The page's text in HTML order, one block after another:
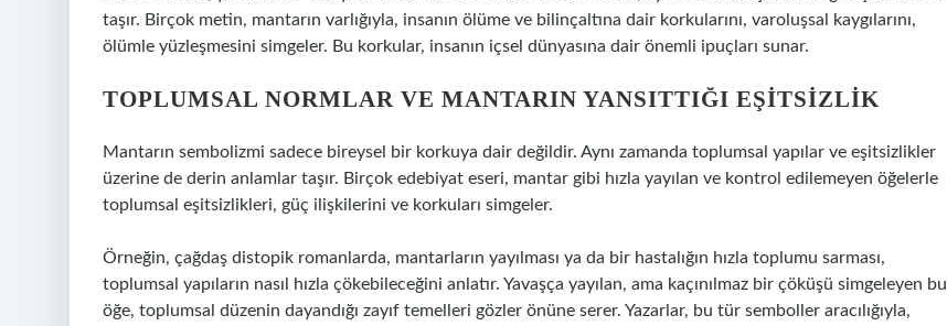
taşır. Birçok metin, mantarın varlığıyla, insanın ölüme ve bilinçaltına dair korkularını, varoluşsal kaygılarını,
ölümle yüzleşmesini simgeler. Bu korkular, insanın içsel dünyasına dair önemli ipuçları sunar.
TOPLUMSAL NORMLAR VE MANTARIN YANSITTIĞI EŞITSIZLIK
Mantarın sembolizmi sadece bireysel bir korkuya dair değildir. Aynı zamanda toplumsal yapılar ve eşitsizlikler
üzerine de derin anlamlar taşır. Birçok edebiyat eseri, mantar gibi hızla yayılan ve kontrol edilemeyen öğelerle
toplumsal eşitsizlikleri, güç ilişkilerini ve korkuları simgeler.
Örneğin, çağdaş distopik romanlarda, mantarların yayılması ya da bir hastalığın hızla toplumu sarması,
toplumsal yapıların nasıl hızla çökebileceğini anlatır. Yavaşça yayılan, ama kaçınılmaz bir çöküşü simgeleyen bu
öğe, toplumsal düzenin dayandığı zayıf temelleri gözler önüne serer. Yazarlar, bu tür semboller aracılığıyla,